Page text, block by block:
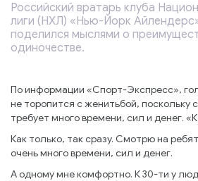
Российский вратарь клуба
лиги (НХЛ) «Нью-Йорк
поделился мыслями о
одиночестве.
По информации «Спорт-Экспресс»,
не торопится с женитьбой, поскольку
требует много времени, сил и денег.
Как только, так сразу. Смотрю на
очень много времени, сил и денег.
А одному мне комфортно. К 30-ти у